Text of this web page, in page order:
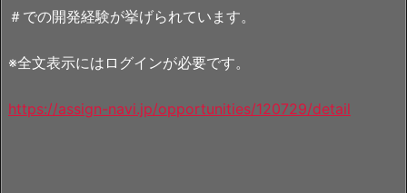
＃での開発経験が挙げられています。
※全文表示にはログインが必要です。
https://assign-navi.jp/opportunities/120729/detail